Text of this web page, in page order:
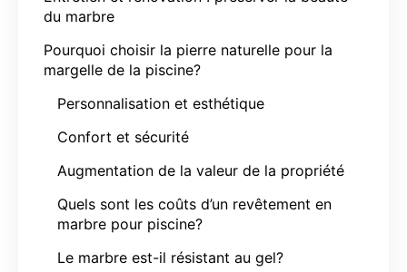
du marbre
Pourquoi choisir la pierre naturelle pour la
margelle de la piscine?
Personnalisation et esthétique
Confort et sécurité
Augmentation de la valeur de la propriété
Quels sont les coûts d’un revêtement en
marbre pour piscine?
Le marbre est-il résistant au gel?